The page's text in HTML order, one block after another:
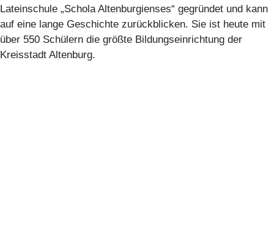
Lateinschule „Schola Altenburgienses“ gegründet und kann
auf eine lange Geschichte zurückblicken. Sie ist heute mit
über 550 Schülern die größte Bildungseinrichtung der
Kreisstadt Altenburg.